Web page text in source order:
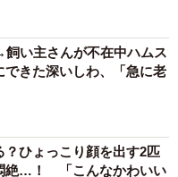
い主さんが不在中ハムス
きた深いしわ、「急に老
？ひょっこり顔を出す2匹
絶…！ 「こんなかわいい